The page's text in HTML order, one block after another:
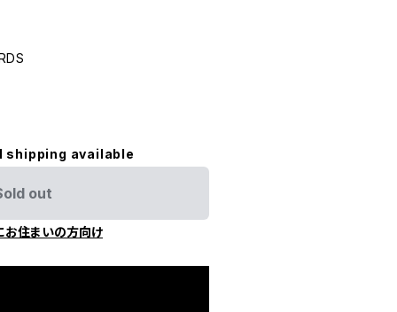
shipping available
out
お住まいの方向け